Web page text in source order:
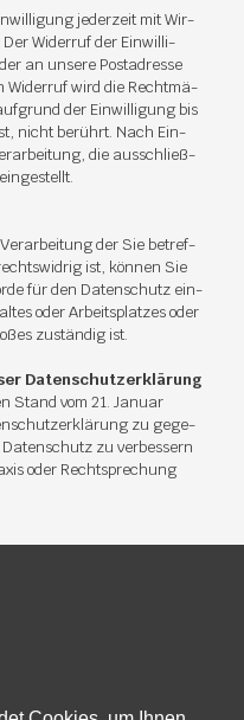
je­der­zeit mit Wir­
Wi­der­ruf der Ein­wil­li­
an un­se­re Post­adres­se
Wi­der­ruf wird die Recht­mä­
der Ein­wil­li­gung bis
nicht be­rührt. Nach Ein­
die aus­schließ­
der Sie be­tref­
ist, kön­nen Sie
für den Da­ten­schutz ein­
oder Ar­beits­plat­zes oder
zu­stän­dig ist.
Da­ten­schutz­er­klä­rung
Stand vom 21. Ja­nu­ar
zu ge­ge­
zu ver­bes­sern
oder Recht­spre­chung